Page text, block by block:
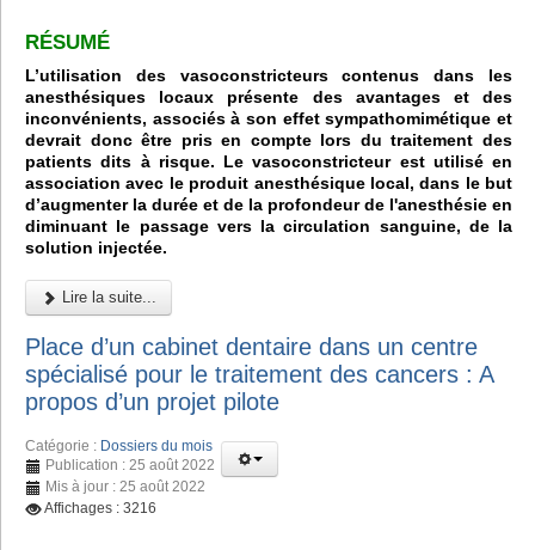
RÉSUMÉ
L’utilisation des vasoconstricteurs contenus dans les
anesthésiques locaux présente des avantages et des
inconvénients, associés à son effet sympathomimétique et
devrait donc être pris en compte lors du traitement des
patients dits à risque. Le vasoconstricteur est utilisé en
association avec le produit anesthésique local, dans le but
d’augmenter la durée et de la profondeur de l'anesthésie en
diminuant le passage vers la circulation sanguine, de la
solution injectée.
Lire la suite...
Place d’un cabinet dentaire dans un centre
spécialisé pour le traitement des cancers : A
propos d’un projet pilote
Catégorie : Dossiers du mois
Publication : 25 août 2022
Mis à jour : 25 août 2022
Affichages : 3216